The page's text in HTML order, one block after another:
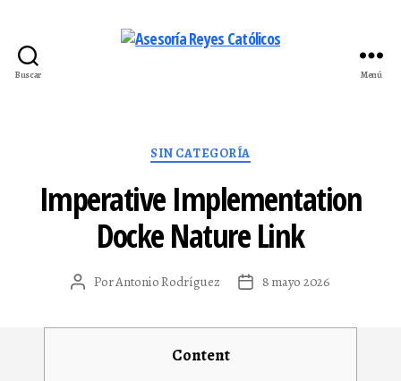
Buscar Menú
Categorías
SIN CATEGORÍA
Imperative Implementation
Docke Nature Link
Autor
PorAntonio Rodríguez
Fecha8 mayo 2026
Content